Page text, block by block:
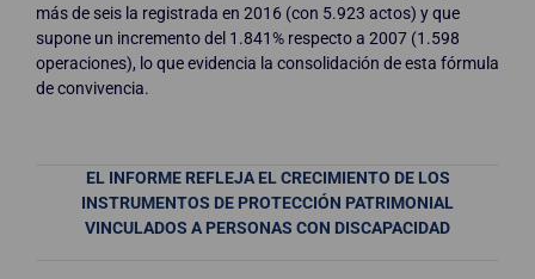
más de seis la registrada en 2016 (con 5.923 actos) y que
supone un incremento del 1.841% respecto a 2007 (1.598
operaciones), lo que evidencia la consolidación de esta fórmula
de convivencia.
EL INFORME REFLEJA EL CRECIMIENTO DE LOS
INSTRUMENTOS DE PROTECCIÓN PATRIMONIAL
VINCULADOS A PERSONAS CON DISCAPACIDAD